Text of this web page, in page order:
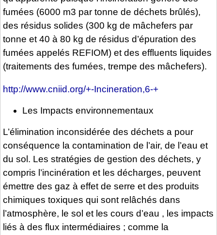
fumées (6000 m3 par tonne de déchets brûlés),
des résidus solides (300 kg de mâchefers par
tonne et 40 à 80 kg de résidus d’épuration des
fumées appelés REFIOM) et des effluents liquides
(traitements des fumées, trempe des mâchefers).
http://www.cniid.org/+-Incineration,6-+
Les Impacts environnementaux
L’élimination inconsidérée des déchets a pour
conséquence la contamination de l’air, de l’eau et
du sol. Les stratégies de gestion des déchets, y
compris l’incinération et les décharges, peuvent
émettre des gaz à effet de serre et des produits
chimiques toxiques qui sont relâchés dans
l’atmosphère, le sol et les cours d’eau , les impacts
liés à des flux intermédiaires ; comme la